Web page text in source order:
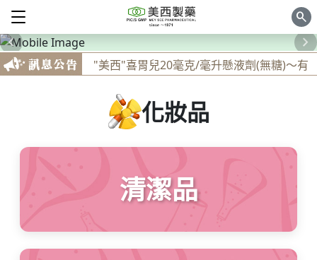
search
navigate_before navigate_next
新品上市！家庭常備胃藥
"美西"喜胃兒20毫克/毫升懸液劑(無糖)～有
炎、胃炎、胃酸過多
愛胃康顆粒～有效緩解消化不良、胃酸過多
、食慾不振、腹部膨滿、胃痛、健胃整腸
手痛到舉不起來嗎～"美西"擦勞酸1%乳膠
新品上市！家庭常備胃藥
"美西"喜胃兒20毫克/毫升懸液劑(無糖)～有
效緩解胃潰瘍、十二指腸潰瘍、逆流性食道
炎、胃炎、胃酸過多
愛胃康顆粒～有效緩解消化不良、胃酸過多
化妝品
清潔品